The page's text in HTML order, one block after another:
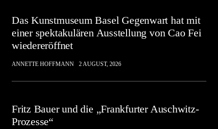
Das Kunstmuseum Basel Gegenwart hat mit
einer spektakulären Ausstellung von Cao Fei
wiedereröffnet
ANNETTE HOFFMANN 2 AUGUST, 2026
Fritz Bauer und die „Frankfurter Auschwitz-
Prozesse“